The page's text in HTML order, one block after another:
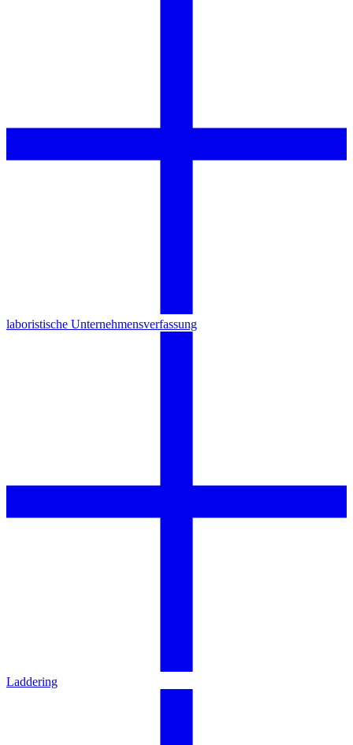
laboristische Unternehmensverfassung
Laddering